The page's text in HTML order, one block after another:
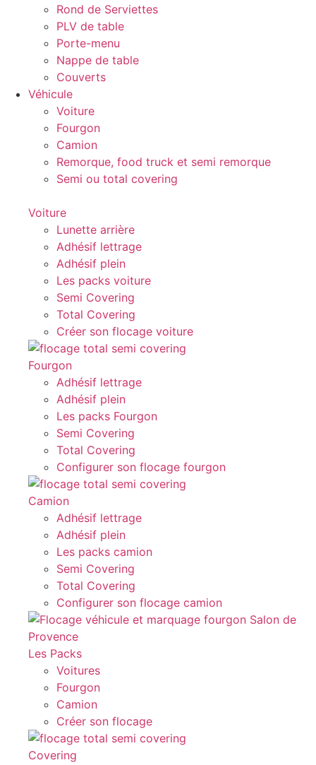
Rond de Serviettes
PLV de table
Porte-menu
Nappe de table
Couverts
Véhicule
Voiture
Fourgon
Camion
Remorque, food truck et semi remorque
Semi ou total covering
Voiture
Lunette arrière
Adhésif lettrage
Adhésif plein
Les packs voiture
Semi Covering
Total Covering
Créer son flocage voiture
Fourgon
Adhésif lettrage
Adhésif plein
Les packs Fourgon
Semi Covering
Total Covering
Configurer son flocage fourgon
Camion
Adhésif lettrage
Adhésif plein
Les packs camion
Semi Covering
Total Covering
Configurer son flocage camion
Les Packs
Voitures
Fourgon
Camion
Créer son flocage
Covering